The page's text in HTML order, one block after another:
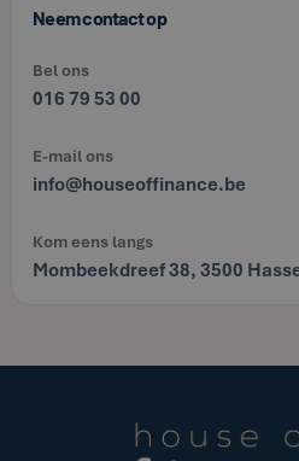
Neem contact op
Bel ons
016 79 53 00
E-mail ons
info@houseoffinance.be
Kom eens langs
Mombeekdreef 38, 3500